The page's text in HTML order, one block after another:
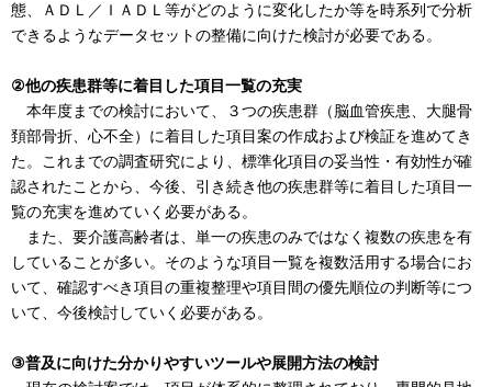
態、ＡＤＬ／ＩＡＤＬ等がどのように変化したか等を時系列で分析
できるようなデータセットの整備に向けた検討が必要である。
②他の疾患群等に着目した項目一覧の充実
本年度までの検討において、３つの疾患群（脳血管疾患、大腿骨
頚部骨折、心不全）に着目した項目案の作成および検証を進めてき
た。これまでの調査研究により、標準化項目の妥当性・有効性が確
認されたことから、今後、引き続き他の疾患群等に着目した項目一
覧の充実を進めていく必要がある。
また、要介護高齢者は、単一の疾患のみではなく複数の疾患を有
していることが多い。そのような項目一覧を複数活用する場合にお
いて、確認すべき項目の重複整理や項目間の優先順位の判断等につ
いて、今後検討していく必要がある。
③普及に向けた分かりやすいツールや展開方法の検討